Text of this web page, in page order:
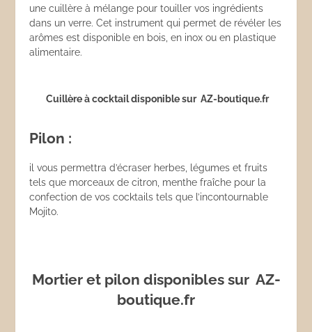
une cuillère à mélange pour touiller vos ingrédients
dans un verre. Cet instrument qui permet de révéler les
arômes est disponible en bois, en inox ou en plastique
alimentaire.
Cuillère à cocktail disponible sur AZ-boutique.fr
Pilon :
il vous permettra d’écraser herbes, légumes et fruits
tels que morceaux de citron, menthe fraîche pour la
confection de vos cocktails tels que l’incontournable
Mojito.
Mortier et pilon disponibles sur AZ-
boutique.fr